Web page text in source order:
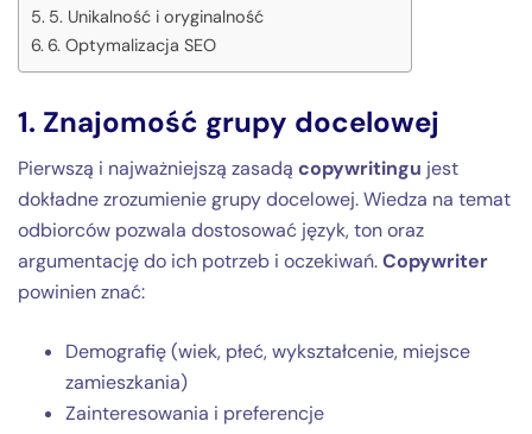
5. Unikalność i oryginalność
6. Optymalizacja SEO
1. Znajomość grupy docelowej
Pierwszą i najważniejszą zasadą copywritingu jest
dokładne zrozumienie grupy docelowej. Wiedza na temat
odbiorców pozwala dostosować język, ton oraz
argumentację do ich potrzeb i oczekiwań.Copywriter
powinien znać:
Demografię (wiek, płeć, wykształcenie, miejsce
zamieszkania)
Zainteresowania i preferencje